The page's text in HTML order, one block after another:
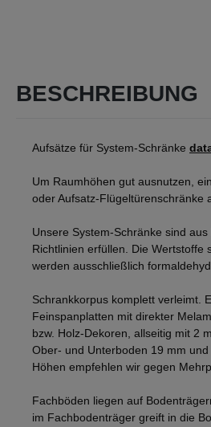
BESCHREIBUNG
Aufsätze für System-Schränke
Um Raumhöhen gut ausnutzen,
oder Aufsatz-Flügeltürenschränke
Unsere System-Schränke sind
Richtlinien erfüllen. Die Wertstoffe
werden ausschließlich
Schrankkorpus komplett verleimt.
Feinspanplatten mit direkter
bzw. Holz-Dekoren, allseitig mit 2
Ober- und Unterboden 19 mm
Höhen empfehlen wir gegen
Fachböden liegen auf
im Fachbodenträger greift in die